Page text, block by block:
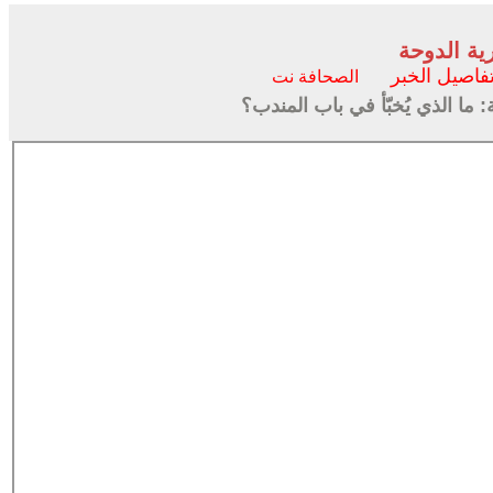
الدوحة
الخبر الصحافة نت
ما الذي يُخبّأ في باب المندب؟